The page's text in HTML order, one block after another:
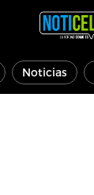
Noticias